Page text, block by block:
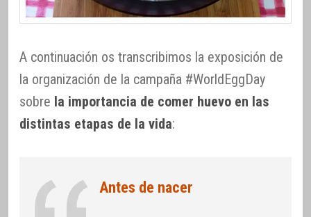
A continuación os transcribimos la exposición de
la organización de la campaña #WorldEggDay
sobre la importancia de comer huevo en las
distintas etapas de la vida:
Antes de nacer